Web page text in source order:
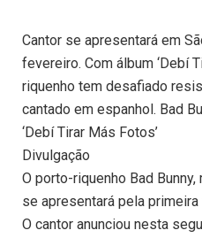
Cantor se apresentará em
fevereiro. Com álbum ‘Debí
riquenho tem desafiado
cantado em espanhol. Bad
‘Debí Tirar Más Fotos’
Divulgação
O porto-riquenho Bad
se apresentará pela
O cantor anunciou nesta